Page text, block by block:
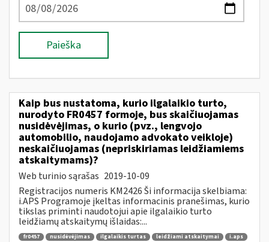
Paieška
Kaip bus nustatoma, kurio ilgalaikio turto,
nurodyto FR0457 formoje, bus skaičiuojamas
nusidėvėjimas, o kurio (pvz., lengvojo
automobilio, naudojamo advokato veikloje)
neskaičiuojamas (nepriskiriamas leidžiamiems
atskaitymams)?
Web turinio sąrašas 2019-10-09
Registracijos numeris KM2426 Ši informacija skelbiama:
i.APS Programoje įkeltas informacinis pranešimas, kurio
tikslas priminti naudotojui apie ilgalaikio turto
leidžiamų atskaitymų išlaidas:...
fr0457 nusidėvėjimas ilgalaikis turtas leidžiami atskaitymai i.aps